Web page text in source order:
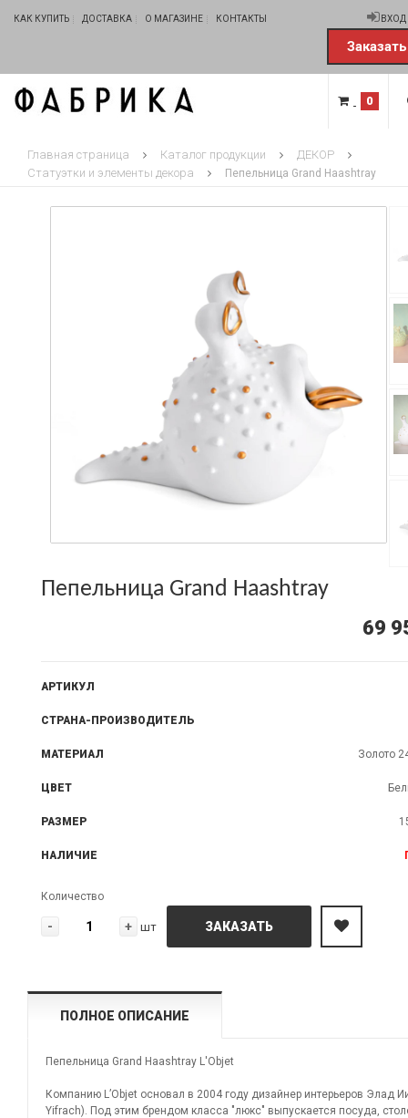
КАК КУПИТЬ ДОСТАВКА О МАГАЗИНЕ КОНТАКТЫ ВХОД
0
Главная страница Каталог продукции
ДЕКОР
Статуэтки и элементы декора
Пепельница Grand Haashtray
Пепельница Grand Haashtray
69
АРТИКУЛ
СТРАНА-ПРОИЗВОДИТЕЛЬ
МАТЕРИАЛ Золото
ЦВЕТ
РАЗМЕР
НАЛИЧИЕ
Количество
- + шт ЗАКАЗАТЬ
ПОЛНОЕ ОПИСАНИЕ
Пепельница Grand Haashtray L'Objet
Компанию L’Objet основал в 2004 году дизайнер интерьеров Элад
Yifrach). Под этим брендом класса "люкс" выпускается посуда,